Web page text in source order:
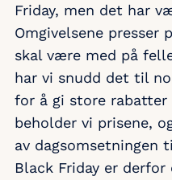
Friday, men det har
Omgivelsene presser
skal være med på
har vi snudd det til
for å gi store rabatter
beholder vi prisene,
av dagsomsetningen
Black Friday er derfor